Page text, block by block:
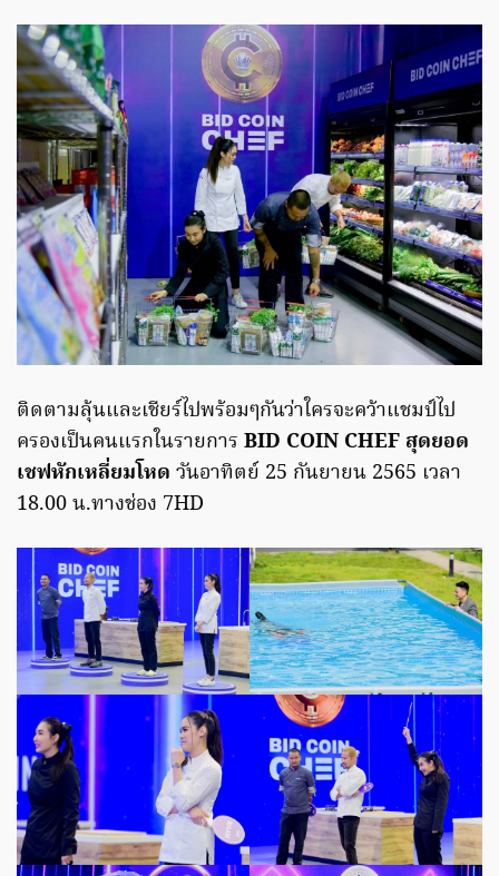
ติดตามลุ้นและเชียร์ไปพร้อมๆกันว่าใครจะคว้าแชมป์ไป
ครองเป็นคนแรกในรายการ BID COIN CHEF สุดยอด
เชฟหักเหลี่ยมโหด วันอาทิตย์ 25 กันยายน 2565 เวลา
18.00 น.ทางช่อง 7HD